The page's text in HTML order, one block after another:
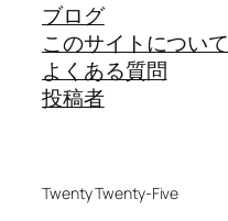
ブログ
このサイトについて
よくある質問
投稿者
Twenty Twenty-Five